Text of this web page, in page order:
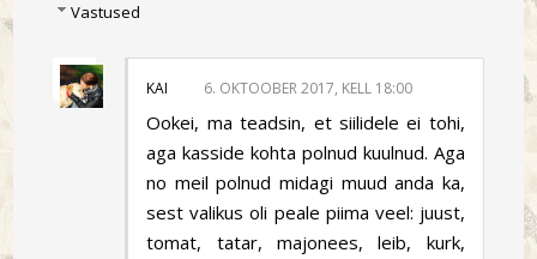
Vastused
KAI 6. OKTOOBER 2017, KELL 18:00
Ookei, ma teadsin, et siilidele ei tohi,
aga kasside kohta polnud kuulnud. Aga
no meil polnud midagi muud anda ka,
sest valikus oli peale piima veel: juust,
tomat, tatar, majonees, leib, kurk,